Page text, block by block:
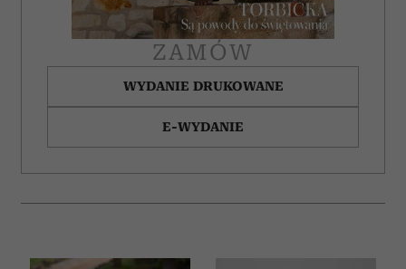
Partnerzy mogą połączyć te informacje z innymi danymi
otrzymanymi od Ciebie lub uzyskanymi podczas
korzystania z ich usług.ZAMÓW
WYDANIE DRUKOWANE
E-WYDANIE